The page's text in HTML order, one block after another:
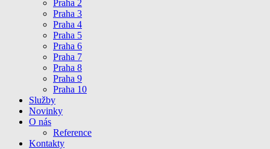
Praha 2
Praha 3
Praha 4
Praha 5
Praha 6
Praha 7
Praha 8
Praha 9
Praha 10
Služby
Novinky
O nás
Reference
Kontakty